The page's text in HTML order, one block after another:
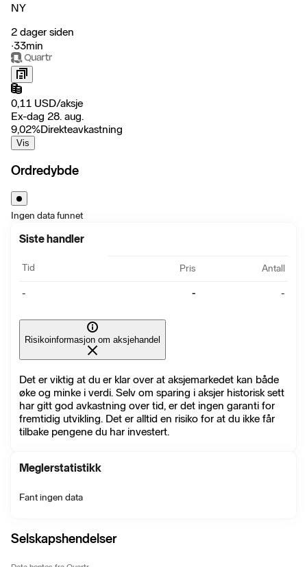
NY
2 dager siden
‧33min
0,11 USD/aksje
Ex-dag 28. aug.
9,02%Direkteavkastning
Vis
Ordredybde
Ingen data funnet
Siste handler
Tid Pris Antall
- - -
Risikoinformasjon om aksjehandel
Det er viktig at du er klar over at aksjemarkedet kan både
øke og minke i verdi. Selv om sparing i aksjer historisk sett
har gitt god avkastning over tid, er det ingen garanti for
fremtidig utvikling. Det er alltid en risiko for at du ikke får
tilbake pengene du har investert.
Meglerstatistikk
Fant ingen data
Selskapshendelser